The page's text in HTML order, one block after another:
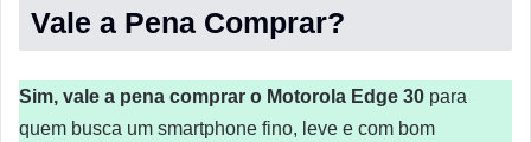
Vale a Pena Comprar?
Sim, vale a pena comprar o Motorola Edge 30 para
quem busca um smartphone fino, leve e com bom